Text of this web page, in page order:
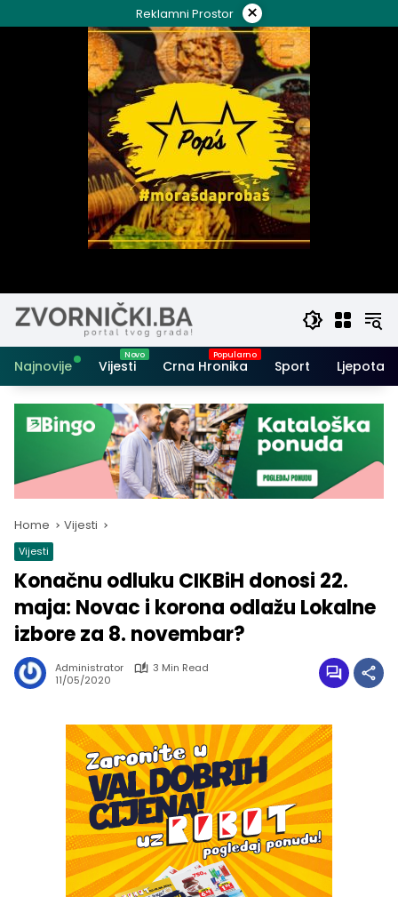
to
Reklamni Prostor ×
Najnovije Vijesti Crna Hronika Sport Ljepota i
Home Vijesti
Vijesti
Konačnu odluku CIKBiH donosi 22.
maja: Novac i korona odlažu Lokalne
izbore za 8. novembar?
Administrator
3 Min Read
11/05/2020